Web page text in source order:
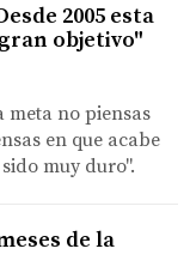
2005 esta
objetivo"
meta no piensas
en que acabe
muy duro".
de la